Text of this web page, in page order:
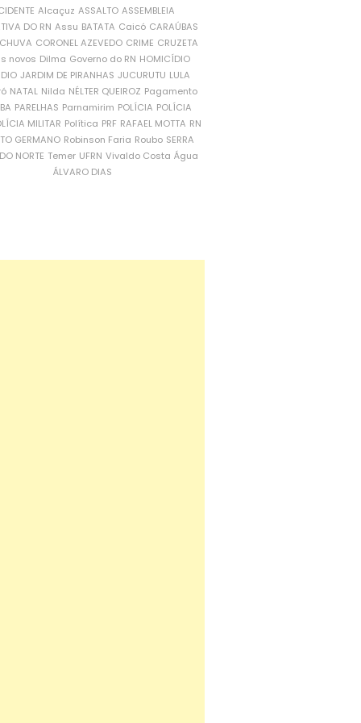
Alcaçuz ASSALTO ASSEMBLEIA
DO RN Assu BATATA Caicó CARAÚBAS
CORONEL AZEVEDO CRIME CRUZETA
novos Dilma Governo do RN HOMICÍDIO
JARDIM DE PIRANHAS JUCURUTU LULA
NATAL Nilda NÉLTER QUEIROZ Pagamento
PARELHAS Parnamirim POLÍCIA POLÍCIA
MILITAR Política PRF RAFAEL MOTTA RN
GERMANO Robinson Faria Roubo SERRA
NORTE Temer UFRN Vivaldo Costa Água
ÁLVARO DIAS